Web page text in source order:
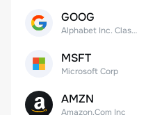
GOOG
Alphabet Inc. Class C Capital Stock
MSFT
Microsoft Corp
AMZN
Amazon.Com Inc